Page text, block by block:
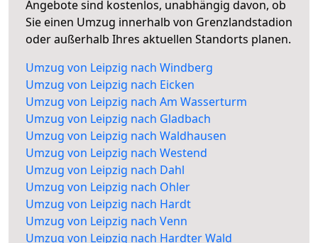
Angebote sind kostenlos, unabhängig davon, ob
Sie einen Umzug innerhalb von Grenzlandstadion
oder außerhalb Ihres aktuellen Standorts planen.
Umzug von Leipzig nach Windberg
Umzug von Leipzig nach Eicken
Umzug von Leipzig nach Am Wasserturm
Umzug von Leipzig nach Gladbach
Umzug von Leipzig nach Waldhausen
Umzug von Leipzig nach Westend
Umzug von Leipzig nach Dahl
Umzug von Leipzig nach Ohler
Umzug von Leipzig nach Hardt
Umzug von Leipzig nach Venn
Umzug von Leipzig nach Hardter Wald